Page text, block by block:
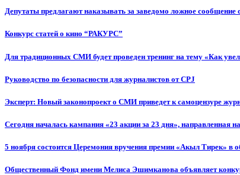
Депутаты предлагают наказывать за заведомо ложное
Конкурс статей о кино “РАКУРС”
Для традиционных СМИ будет проведен тренинг на тему «Как
Руководство по безопасности для журналистов от CPJ
Эксперт: Новый законопроект о СМИ приведет к самоцензуре
Сегодня началась кампания «23 акции за 23 дня», направленная
5 ноября состоится Церемония вручения премии «Акыл Тирек» в
Общественный Фонд имени Мелиса Эшимканова объявляет